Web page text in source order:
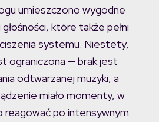
umieszczono wygodne
które także pełni
systemu. Niestety,
ograniczona — brak jest
odtwarzanej muzyki, a
miało momenty, w
reagować po intensywnym